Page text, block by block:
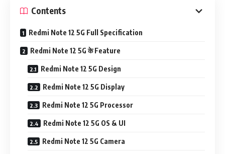
Contents
Redmi Note 12 5G Full Specification
Redmi Note 12 5G के Feature
Redmi Note 12 5G Design
Redmi Note 12 5G Display
Redmi Note 12 5G Processor
Redmi Note 12 5G OS & UI
Redmi Note 12 5G Camera